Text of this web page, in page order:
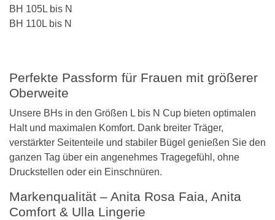
BH 105L bis N
BH 110L bis N
Perfekte Passform für Frauen mit größerer
Oberweite
Unsere BHs in den Größen L bis N Cup bieten optimalen
Halt und maximalen Komfort. Dank breiter Träger,
verstärkter Seitenteile und stabiler Bügel genießen Sie den
ganzen Tag über ein angenehmes Tragegefühl, ohne
Druckstellen oder ein Einschnüren.
Markenqualität – Anita Rosa Faia, Anita
Comfort & Ulla Lingerie